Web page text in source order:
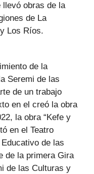
llevó obras de la
de La
Los Ríos.
de la
Seremi de las
de un trabajo
en el creó la obra
la obra “Kefe y
en el Teatro
de las
de la primera Gira
de las Culturas y